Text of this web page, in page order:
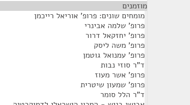
מוזמנים
מומחים שונים: פרופ' אוריאל רייכמן
פרופ' שלמה אבינרי
פרופ' יחזקאל דרור
פרופ' משה ליסק
פרופ' עמנואל גוטמן
ד"ר סוזי נבות
פרופ' אשר מעוז
פרופ' שמעון שיטרית
ד"ר הלל סומר